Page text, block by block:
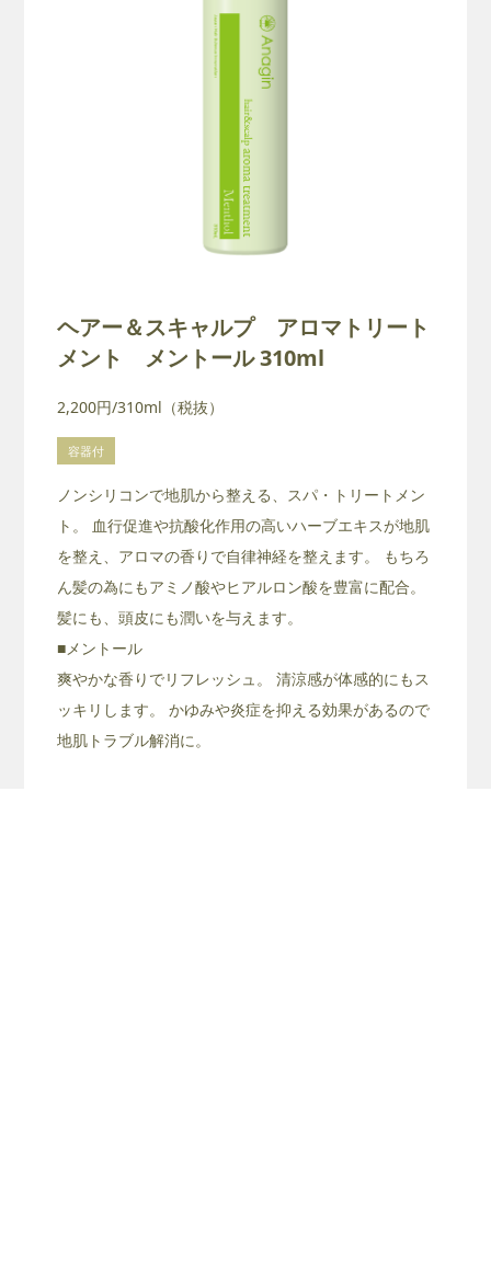
ヘアー＆スキャルプ アロマトリート
メント メントール 310ml
2,200円/310ml（税抜）
容器付
ノンシリコンで地肌から整える、スパ・トリートメン
ト。 血行促進や抗酸化作用の高いハーブエキスが地肌
を整え、アロマの香りで自律神経を整えます。 もちろ
ん髪の為にもアミノ酸やヒアルロン酸を豊富に配合。
髪にも、頭皮にも潤いを与えます。
■メントール
爽やかな香りでリフレッシュ。 清涼感が体感的にもス
ッキリします。 かゆみや炎症を抑える効果があるので
地肌トラブル解消に。